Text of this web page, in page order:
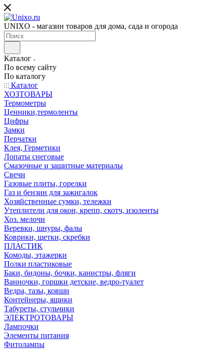
UNIXO - магазин товаров для дома, сада и огорода
Каталог
По всему сайту
По каталогу
Каталог
ХОЗТОВАРЫ
Термометры
Ценники,термоленты
Цифры
Замки
Перчатки
Клея, Герметики
Лопаты снеговые
Смазочные и защитные материалы
Свечи
Газовые плиты, горелки
Газ и бензин для зажигалок
Хозяйственные сумки, тележки
Утеплители для окон, крепп, скотч, изоленты
Хоз. мелочи
Веревки, шнуры, фалы
Коврики, щетки, скребки
ПЛАСТИК
Комоды, этажерки
Полки пластиковые
Баки, бидоны, бочки, канистры, фляги
Ванночки, горшки детские, ведро-туалет
Ведра, тазы, ковши
Контейнеры, ящики
Табуреты, стульчики
ЭЛЕКТРОТОВАРЫ
Лампочки
Элементы питания
Фитолампы